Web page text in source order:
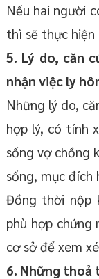
Nếu hai người
thì sẽ thực
5. Lý do, căn
nhận việc ly
Những lý do,
hợp lý, có tính
sống vợ chồng
sống, mục đích
Đồng thời nộp
phù hợp chứng
cơ sở để xem
6. Những thoả